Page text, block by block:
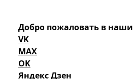
Добро пожаловать в наши
VK
MAX
OK
Яндекс Дзен